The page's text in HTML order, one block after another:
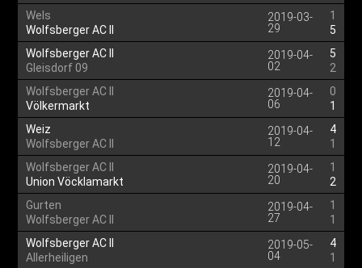
Wels
Wolfsberger AC II
2019-03-
29
1
5
Wolfsberger AC II
Gleisdorf 09
2019-04-
02
5
2
Wolfsberger AC II
Völkermarkt
2019-04-
06
0
1
Weiz
Wolfsberger AC II
2019-04-
12
4
1
Wolfsberger AC II
Union Vöcklamarkt
2019-04-
20
1
2
Gurten
Wolfsberger AC II
2019-04-
27
1
1
Wolfsberger AC II
Allerheiligen
2019-05-
04
4
1